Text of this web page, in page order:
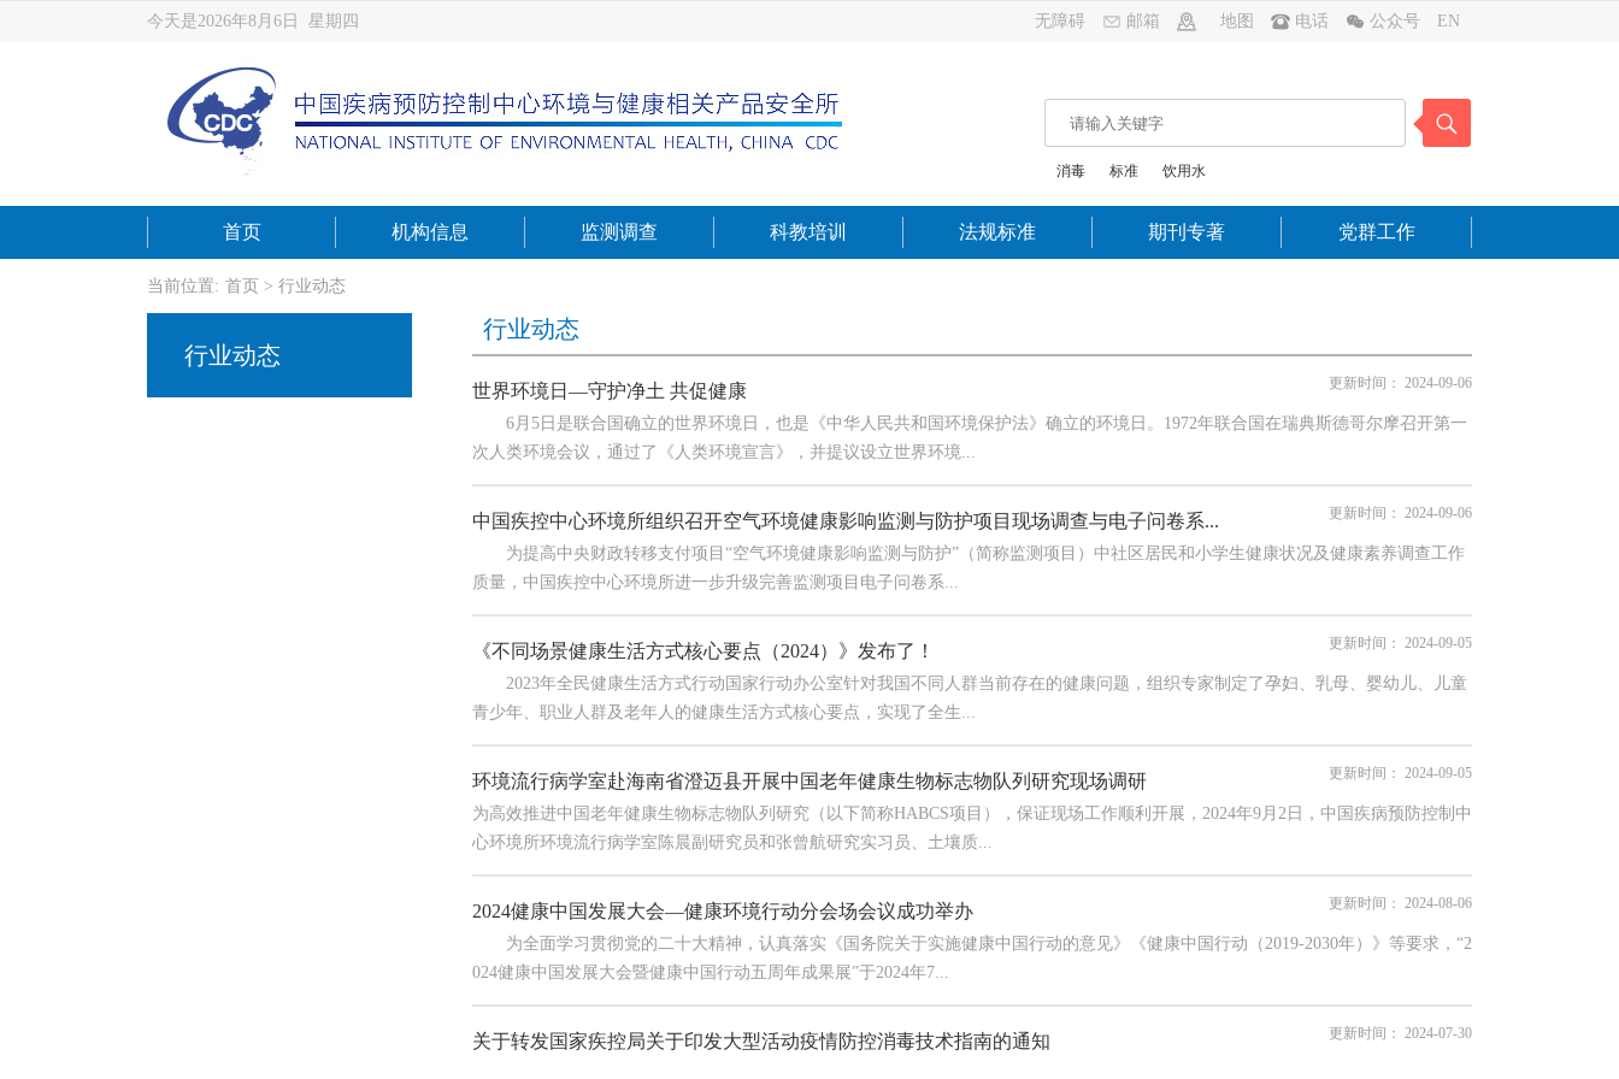
今天是2026年8月6日 星期四 无障碍 邮箱 地图 电话 公众号 EN
消毒 标准 饮用水
首页 机构信息 监测调查 科教培训 法规标准 期刊专著 党群工作
当前位置: 首页 > 行业动态
行业动态
行业动态
世界环境日—守护净土 共促健康 更新时间： 2024-09-06
6月5日是联合国确立的世界环境日，也是《中华人民共和国环境保护法》确立的环境日。1972年联合国在瑞典斯德哥尔摩召开第一
次人类环境会议，通过了《人类环境宣言》，并提议设立世界环境...
中国疾控中心环境所组织召开空气环境健康影响监测与防护项目现场调查与电子问卷系... 更新时间： 2024-09-06
为提高中央财政转移支付项目“空气环境健康影响监测与防护”（简称监测项目）中社区居民和小学生健康状况及健康素养调查工作
质量，中国疾控中心环境所进一步升级完善监测项目电子问卷系...
《不同场景健康生活方式核心要点（2024）》发布了！ 更新时间： 2024-09-05
2023年全民健康生活方式行动国家行动办公室针对我国不同人群当前存在的健康问题，组织专家制定了孕妇、乳母、婴幼儿、儿童
青少年、职业人群及老年人的健康生活方式核心要点，实现了全生...
环境流行病学室赴海南省澄迈县开展中国老年健康生物标志物队列研究现场调研 更新时间： 2024-09-05
为高效推进中国老年健康生物标志物队列研究（以下简称HABCS项目），保证现场工作顺利开展，2024年9月2日，中国疾病预防控制中
心环境所环境流行病学室陈晨副研究员和张曾航研究实习员、土壤质...
2024健康中国发展大会—健康环境行动分会场会议成功举办 更新时间： 2024-08-06
为全面学习贯彻党的二十大精神，认真落实《国务院关于实施健康中国行动的意见》《健康中国行动（2019-2030年）》等要求，“2
024健康中国发展大会暨健康中国行动五周年成果展”于2024年7...
关于转发国家疾控局关于印发大型活动疫情防控消毒技术指南的通知 更新时间： 2024-07-30